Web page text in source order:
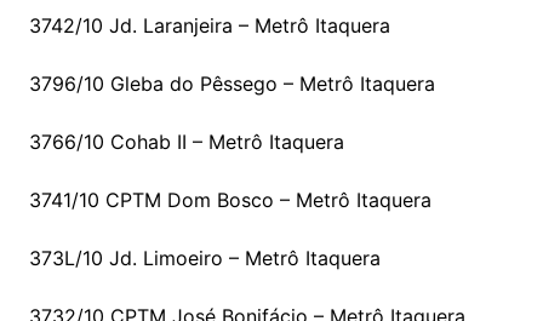
3742/10 Jd. Laranjeira – Metrô Itaquera
3796/10 Gleba do Pêssego – Metrô Itaquera
3766/10 Cohab II – Metrô Itaquera
3741/10 CPTM Dom Bosco – Metrô Itaquera
373L/10 Jd. Limoeiro – Metrô Itaquera
3732/10 CPTM José Bonifácio – Metrô Itaquera